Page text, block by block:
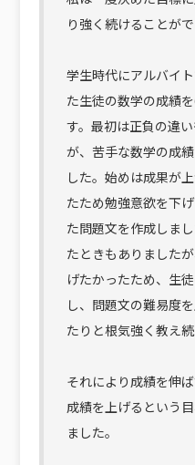
り強く続けることがで
学生時代にアルバイ
た生徒の数学の成績
す。最初は正負の違
が、苦手な数学の成
した。始めは成果が
たため勉強意欲を下
た問題文を作成しま
たときもありました
げたかったため、生
し、問題文の難易度
たりと根気強く教え
それにより成績を伸
成績を上げるという
ました。